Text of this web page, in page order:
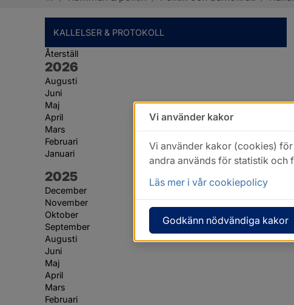
KALLELSER & PROTOKOLL
Återställ
År:
2026
Augusti
Juni
Maj
April
Mars
Februari
Januari
År:
2025
December
November
Oktober
September
Augusti
Juni
Maj
April
Mars
Februari
Vi använder kakor
Vi använder kakor (cookies)
andra används för statistik och
Läs mer i vår cookiepolicy
Godkänn nödvändiga kakor